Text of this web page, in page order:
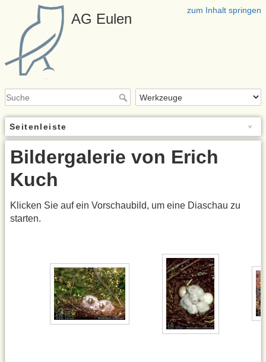
zum Inhalt springen
AG Eulen
Seitenleiste
Bildergalerie von Erich
Kuch
Klicken Sie auf ein Vorschaubild, um eine Diaschau zu
starten.